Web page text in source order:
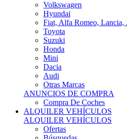
Fiat, Alfa Romeo, Lancia,
Toyota
Suzuki
Honda
Mini
Dacia
Audi
Otras Marcas
ANUNCIOS DE COMPRA
Compra De Coches
ALQUILER VEHÍCULOS
ALQUILER VEHÍCULOS
Ofertas
Búsquedas
PERSONAL